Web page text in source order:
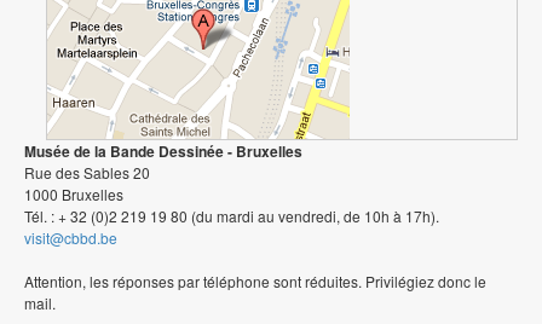
Musée de la Bande Dessinée - Bruxelles
Rue des Sables 20
1000 Bruxelles
Tél. : + 32 (0)2 219 19 80 (du mardi au vendredi, de 10h à 17h).
visit@cbbd.be
Attention, les réponses par téléphone sont réduites. Privilégiez donc le
mail.